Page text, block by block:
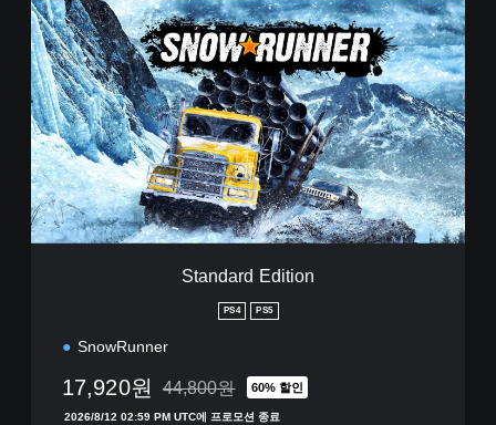
S
t
a
n
d
a
r
d
E
d
i
t
Standard Edition
PS4 PS5
SnowRunner
17,920원 44,800원의 원래 가격에서 할인됨
44,800원 60% 할인
2026/8/12 02:59 PM UTC에 프로모션 종료